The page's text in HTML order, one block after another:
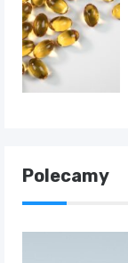
Polecamy